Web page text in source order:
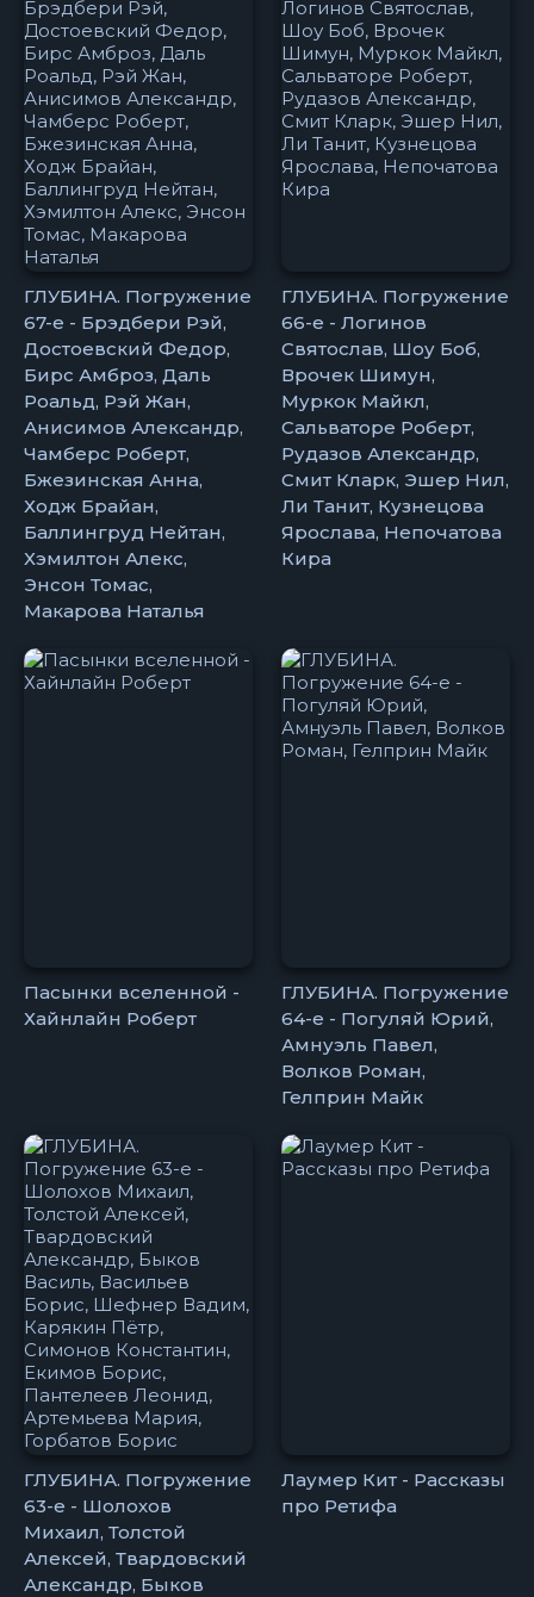
ГЛУБИНА. Погружение
67-е - Брэдбери Рэй,
Достоевский Федор,
Бирс Амброз, Даль
Роальд, Рэй Жан,
Анисимов Александр,
Чамберс Роберт,
Бжезинская Анна,
Ходж Брайан,
Баллингруд Нейтан,
Хэмилтон Алекс,
Энсон Томас,
Макарова Наталья
ГЛУБИНА. Погружение
66-е - Логинов
Святослав, Шоу Боб,
Врочек Шимун,
Муркок Майкл,
Сальваторе Роберт,
Рудазов Александр,
Смит Кларк, Эшер Нил,
Ли Танит, Кузнецова
Ярослава, Непочатова
Кира
Пасынки вселенной -
Хайнлайн Роберт
ГЛУБИНА. Погружение
64-е - Погуляй Юрий,
Амнуэль Павел,
Волков Роман,
Гелприн Майк
ГЛУБИНА. Погружение
63-е - Шолохов
Михаил, Толстой
Алексей, Твардовский
Александр, Быков
Лаумер Кит - Рассказы
про Ретифа